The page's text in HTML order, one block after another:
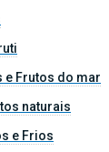
e Frutos do mar
naturais
e Frios